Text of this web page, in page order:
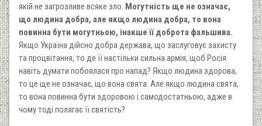
якій не загрозливе всяке зло. Могутність ще не означає,
що людина добра, але якщо людина добра, то вона
повинна бути могутньою, інакше її доброта фальшива.
Якщо Україна дійсно добра держава, що заслуговує захисту
та процвітання, то де її настільки сильна армія, щоб Росія
навіть думати побоялася про напад? Якщо людина здорова,
то це ще не означає, що вона свята. Але якщо людина свята,
то вона повинна бути здоровою і самодостатньою, адже в
чому тоді полягає її святість?